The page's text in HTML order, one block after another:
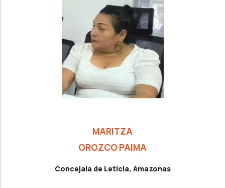
MARITZA
OROZCO PAIMA
Concejala de Leticia, Amazonas